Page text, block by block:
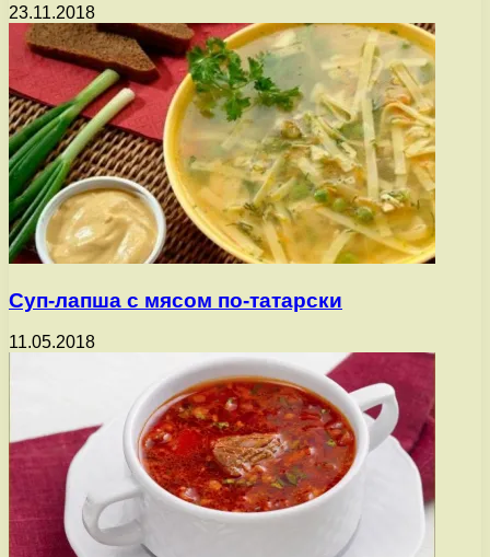
23.11.2018
Суп-лапша с мясом по-татарски
11.05.2018